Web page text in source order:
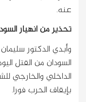
عنه.
تحذير من انهيار
وأبدي الدكتور
السودان من القتل
الداخلي والخارجي
بإيقاف الحرب فورا.